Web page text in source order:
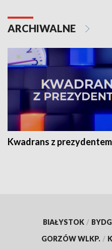
ARCHIWALNE
Kwadrans z prezydentem
BIAŁYSTOK /
GORZÓW WLKP. /